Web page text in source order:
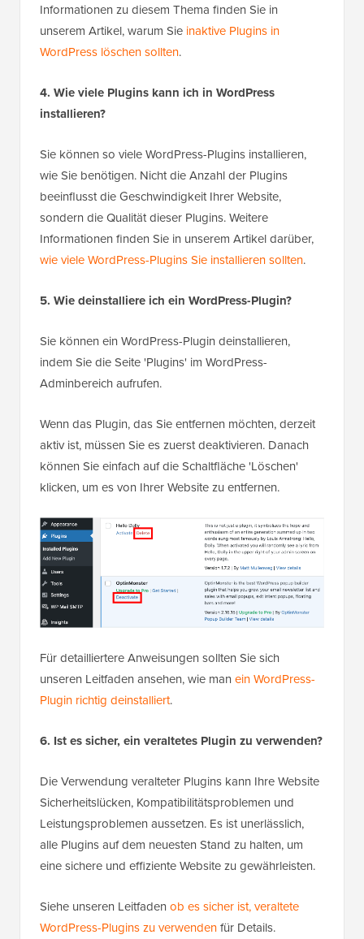
Informationen zu diesem Thema finden Sie in
unserem Artikel, warum Sie inaktive Plugins in
WordPress löschen sollten.
4. Wie viele Plugins kann ich in WordPress
installieren?
Sie können so viele WordPress-Plugins installieren,
wie Sie benötigen. Nicht die Anzahl der Plugins
beeinflusst die Geschwindigkeit Ihrer Website,
sondern die Qualität dieser Plugins. Weitere
Informationen finden Sie in unserem Artikel darüber,
wie viele WordPress-Plugins Sie installieren sollten.
5. Wie deinstalliere ich ein WordPress-Plugin?
Sie können ein WordPress-Plugin deinstallieren,
indem Sie die Seite 'Plugins' im WordPress-
Adminbereich aufrufen.
Wenn das Plugin, das Sie entfernen möchten, derzeit
aktiv ist, müssen Sie es zuerst deaktivieren. Danach
können Sie einfach auf die Schaltfläche 'Löschen'
klicken, um es von Ihrer Website zu entfernen.
Für detailliertere Anweisungen sollten Sie sich
unseren Leitfaden ansehen, wie man ein WordPress-
Plugin richtig deinstalliert.
6. Ist es sicher, ein veraltetes Plugin zu verwenden?
Die Verwendung veralteter Plugins kann Ihre Website
Sicherheitslücken, Kompatibilitätsproblemen und
Leistungsproblemen aussetzen. Es ist unerlässlich,
alle Plugins auf dem neuesten Stand zu halten, um
eine sichere und effiziente Website zu gewährleisten.
Siehe unseren Leitfaden ob es sicher ist, veraltete
WordPress-Plugins zu verwendenfür Details.